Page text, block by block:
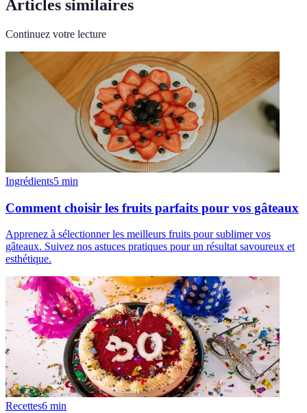
Articles similaires
Continuez votre lecture
Ingrédients5 min
Comment choisir les fruits parfaits pour vos gâteaux
Apprenez à sélectionner les meilleurs fruits pour sublimer vos
gâteaux. Suivez nos astuces pratiques pour un résultat savoureux et
esthétique.
Recettes6 min